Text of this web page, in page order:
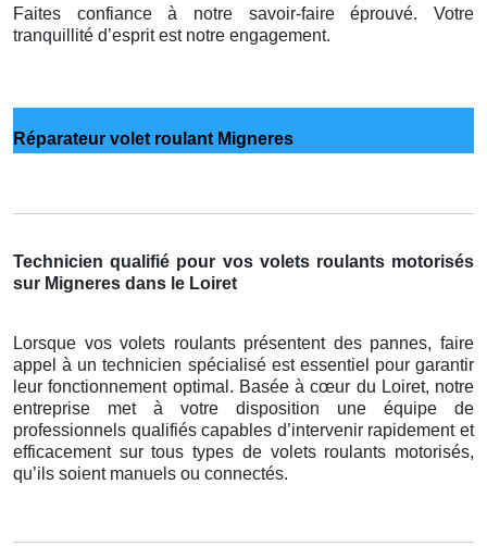
Faites confiance à notre savoir-faire éprouvé. Votre
tranquillité d’esprit est notre engagement.
Réparateur volet roulant Migneres
Technicien qualifié pour vos volets roulants motorisés
sur Migneres dans le Loiret
Lorsque vos volets roulants présentent des pannes, faire
appel à un technicien spécialisé est essentiel pour garantir
leur fonctionnement optimal. Basée à cœur du Loiret, notre
entreprise met à votre disposition une équipe de
professionnels qualifiés capables d’intervenir rapidement et
efficacement sur tous types de volets roulants motorisés,
qu’ils soient manuels ou connectés.